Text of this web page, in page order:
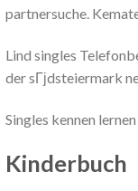
partnersuche.
Lind singles
der sГјdsteiermark
Singles kennen
Kinderbuch